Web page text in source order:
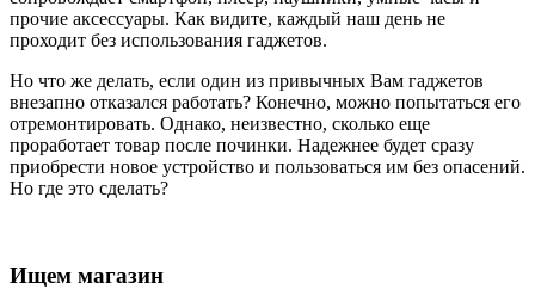
прочие аксессуары. Как видите, каждый наш день не
проходит без использования гаджетов.
Но что же делать, если один из привычных Вам гаджетов
внезапно отказался работать? Конечно, можно попытаться его
отремонтировать. Однако, неизвестно, сколько еще
проработает товар после починки. Надежнее будет сразу
приобрести новое устройство и пользоваться им без опасений.
Но где это сделать?
Ищем магазин